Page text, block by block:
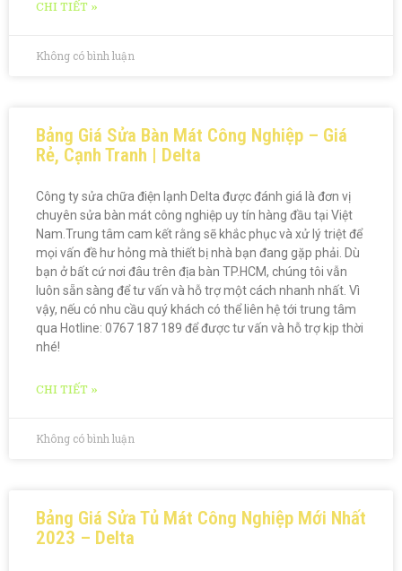
CHI TIẾT »
Không có bình luận
Bảng Giá Sửa Bàn Mát Công Nghiệp – Giá
Rẻ, Cạnh Tranh | Delta
Công ty sửa chữa điện lạnh Delta được đánh giá là đơn vị
chuyên sửa bàn mát công nghiệp uy tín hàng đầu tại Việt
Nam.Trung tâm cam kết rằng sẽ khắc phục và xử lý triệt để
mọi vấn đề hư hỏng mà thiết bị nhà bạn đang gặp phải. Dù
bạn ở bất cứ nơi đâu trên địa bàn TP.HCM, chúng tôi vẫn
luôn sẵn sàng để tư vấn và hỗ trợ một cách nhanh nhất. Vì
vậy, nếu có nhu cầu quý khách có thể liên hệ tới trung tâm
qua Hotline: 0767 187 189 để được tư vấn và hỗ trợ kịp thời
nhé!
CHI TIẾT »
Không có bình luận
Bảng Giá Sửa Tủ Mát Công Nghiệp Mới Nhất
2023 – Delta